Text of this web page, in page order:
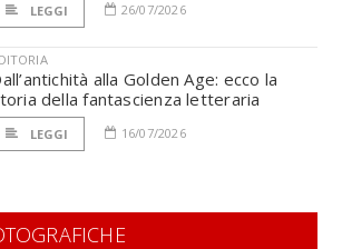
LEGGI 26/07/2026
alla Golden Age: ecco la
della fantascienza letteraria
LEGGI 16/07/2026